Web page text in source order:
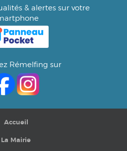
& alertes sur votre
Rémelfing sur
Accueil
La Mairie